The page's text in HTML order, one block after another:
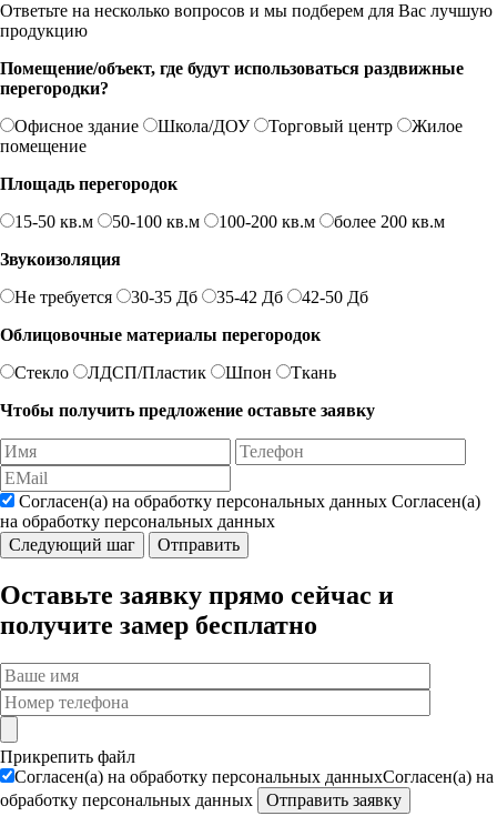
Ответьте на несколько вопросов и мы подберем для Вас лучшую
продукцию
Помещение/объект, где будут использоваться раздвижные
перегородки?
Офисное здание
Школа/ДОУ Торговый центр
Жилое
помещение
Площадь перегородок
15-50 кв.м
50-100 кв.м 100-200 кв.м
более 200 кв.м
Звукоизоляция
Не требуется
30-35 Дб 35-42 Дб
42-50 Дб
Облицовочные материалы перегородок
Стекло
ЛДСП/Пластик Шпон
Ткань
Чтобы получить предложение оставьте заявку
Согласен(а) на обработку персональных данных Согласен(а)
на обработку персональных данных
Оставьте заявку прямо сейчас и
получите замер бесплатно
Прикрепить файл
Согласен(а) на обработку персональных данныхСогласен(а) на
обработку персональных данных